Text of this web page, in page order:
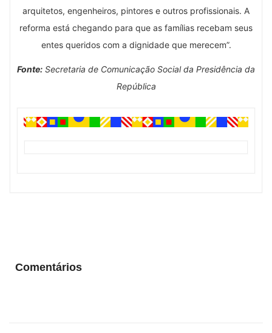
arquitetos, engenheiros, pintores e outros profissionais. A
reforma está chegando para que as famílias recebam seus
entes queridos com a dignidade que merecem”.
Fonte: Secretaria de Comunicação Social da Presidência da
República
Comentários